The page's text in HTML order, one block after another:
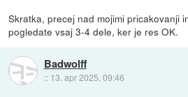
Skratka, precej nad mojimi pricakovanji
pogledate vsaj 3-4 dele, ker je res OK.
Badwolff
:: 13. apr 2025, 09:46